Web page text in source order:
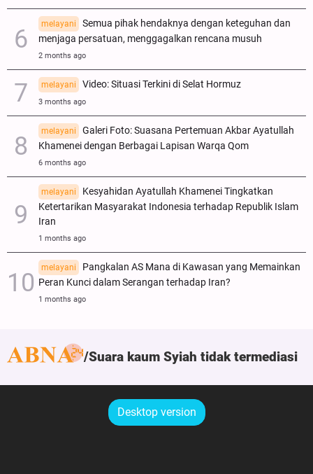
melayani
Semua pihak hendaknya dengan keteguhan dan
menjaga persatuan, menggagalkan rencana musuh
2 months ago
melayani Video: Situasi Terkini di Selat Hormuz
3 months ago
melayani
Galeri Foto: Suasana Pertemuan Akbar Ayatullah
Khamenei dengan Berbagai Lapisan Warqa Qom
6 months ago
melayani
Kesyahidan Ayatullah Khamenei Tingkatkan
Ketertarikan Masyarakat Indonesia terhadap Republik Islam
Iran
1 months ago
melayani
Pangkalan AS Mana di Kawasan yang Memainkan
Peran Kunci dalam Serangan terhadap Iran?
1 months ago
Suara kaum Syiah tidak termediasi
Desktop version